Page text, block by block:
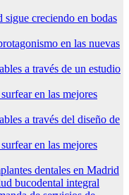
creciendo en bodas
en las nuevas
a través de un estudio
en las mejores
a través del diseño de
en las mejores
dentales en Madrid
bucodental integral